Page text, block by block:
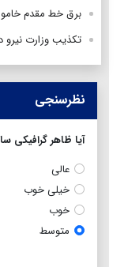
برق خط مقدم
تکذیب وزارت نیرو
نظرسنجی
آیا ظاهر
عالی
خیلی خوب
خوب
متوسط